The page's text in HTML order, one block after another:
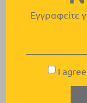
Εγγραφείτε
I